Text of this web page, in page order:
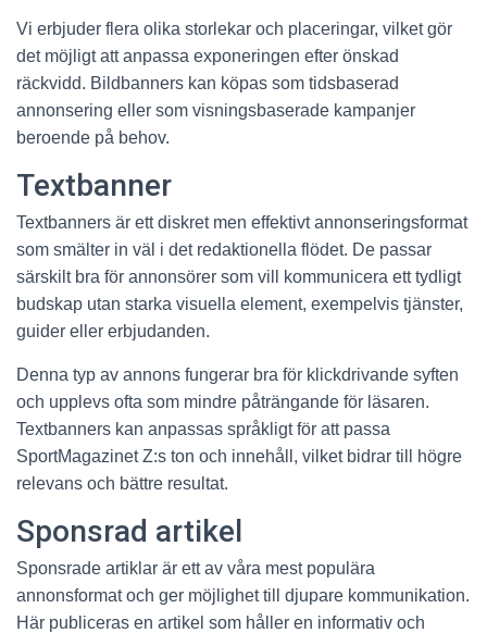
Vi erbjuder flera olika storlekar och placeringar, vilket gör
det möjligt att anpassa exponeringen efter önskad
räckvidd. Bildbanners kan köpas som tidsbaserad
annonsering eller som visningsbaserade kampanjer
beroende på behov.
Textbanner
Textbanners är ett diskret men effektivt annonseringsformat
som smälter in väl i det redaktionella flödet. De passar
särskilt bra för annonsörer som vill kommunicera ett tydligt
budskap utan starka visuella element, exempelvis tjänster,
guider eller erbjudanden.
Denna typ av annons fungerar bra för klickdrivande syften
och upplevs ofta som mindre påträngande för läsaren.
Textbanners kan anpassas språkligt för att passa
SportMagazinet Z:s ton och innehåll, vilket bidrar till högre
relevans och bättre resultat.
Sponsrad artikel
Sponsrade artiklar är ett av våra mest populära
annonsformat och ger möjlighet till djupare kommunikation.
Här publiceras en artikel som håller en informativ och